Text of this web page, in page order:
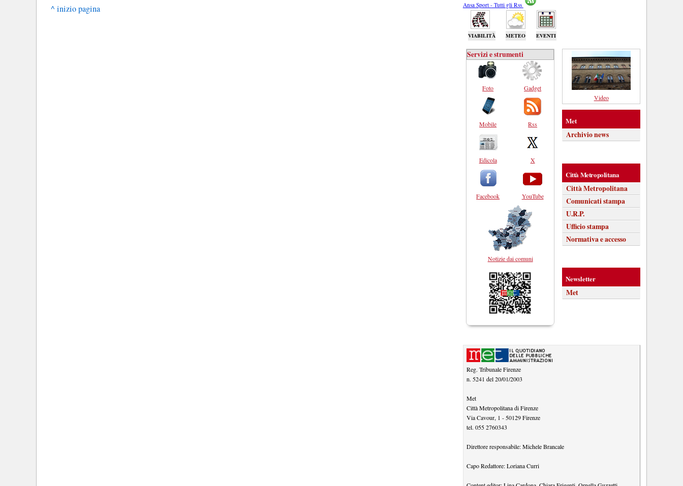
^ inizio pagina Ansa Sport - Tutti gli Rss
VIABILITÀ METEO EVENTI
Servizi e strumenti
Foto
Mobile
Edicola
Facebook
Gadget
Rss
X
YouTube
Notizie dai comuni
Video
Met
Archivio news
Città Metropolitana
Città Metropolitana
Comunicati stampa
U.R.P.
Ufficio stampa
Normativa e accesso
Newsletter
Met
Reg. Tribunale Firenze
n. 5241 del 20/01/2003
Met
Città Metropolitana di Firenze
Via Cavour, 1 - 50129 Firenze
tel. 055 2760343
Direttore responsabile:Michele Brancale
Capo Redattore:Loriana Curri